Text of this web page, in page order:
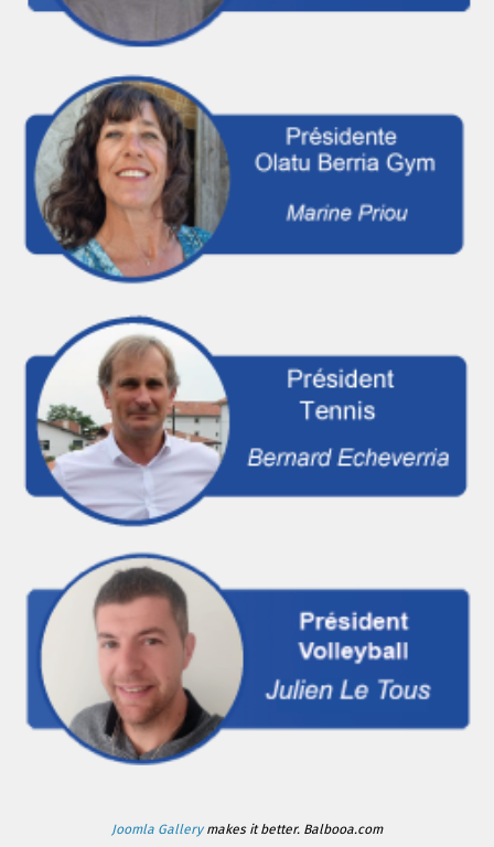
Joomla Gallerymakes it better. Balbooa.com